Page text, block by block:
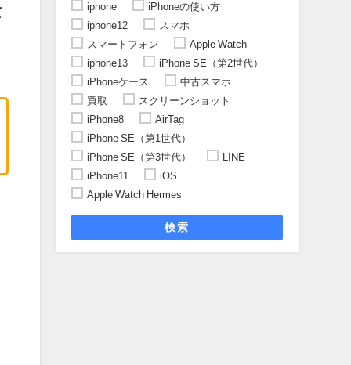
iphone
iPhoneの使い方
iphone12
スマホ
スマートフォン
Apple Watch
iphone13
iPhone SE（第2世代）
iPhoneケース
中古スマホ
買取
スクリーンショット
iPhone8
AirTag
iPhone SE（第1世代）
iPhone SE（第3世代）
LINE
iPhone11
iOS
Apple Watch Hermes
検索